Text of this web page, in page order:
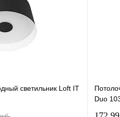
светильник Loft IT
Duo